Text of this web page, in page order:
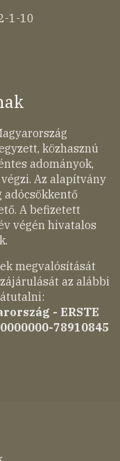
1-10
közhasznú
adományok,
Az alapítvány
adócsökkentő
A befizetett
végén hivatalos
megvalósítását
az alábbi
- ERSTE
78910845